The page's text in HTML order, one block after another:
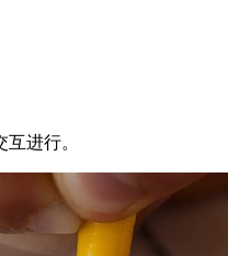
进行。